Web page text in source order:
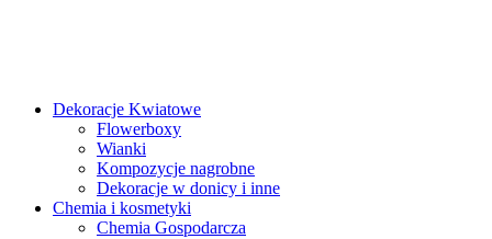
Dekoracje Kwiatowe
Flowerboxy
Wianki
Kompozycje nagrobne
Dekoracje w donicy i inne
Chemia i kosmetyki
Chemia Gospodarcza